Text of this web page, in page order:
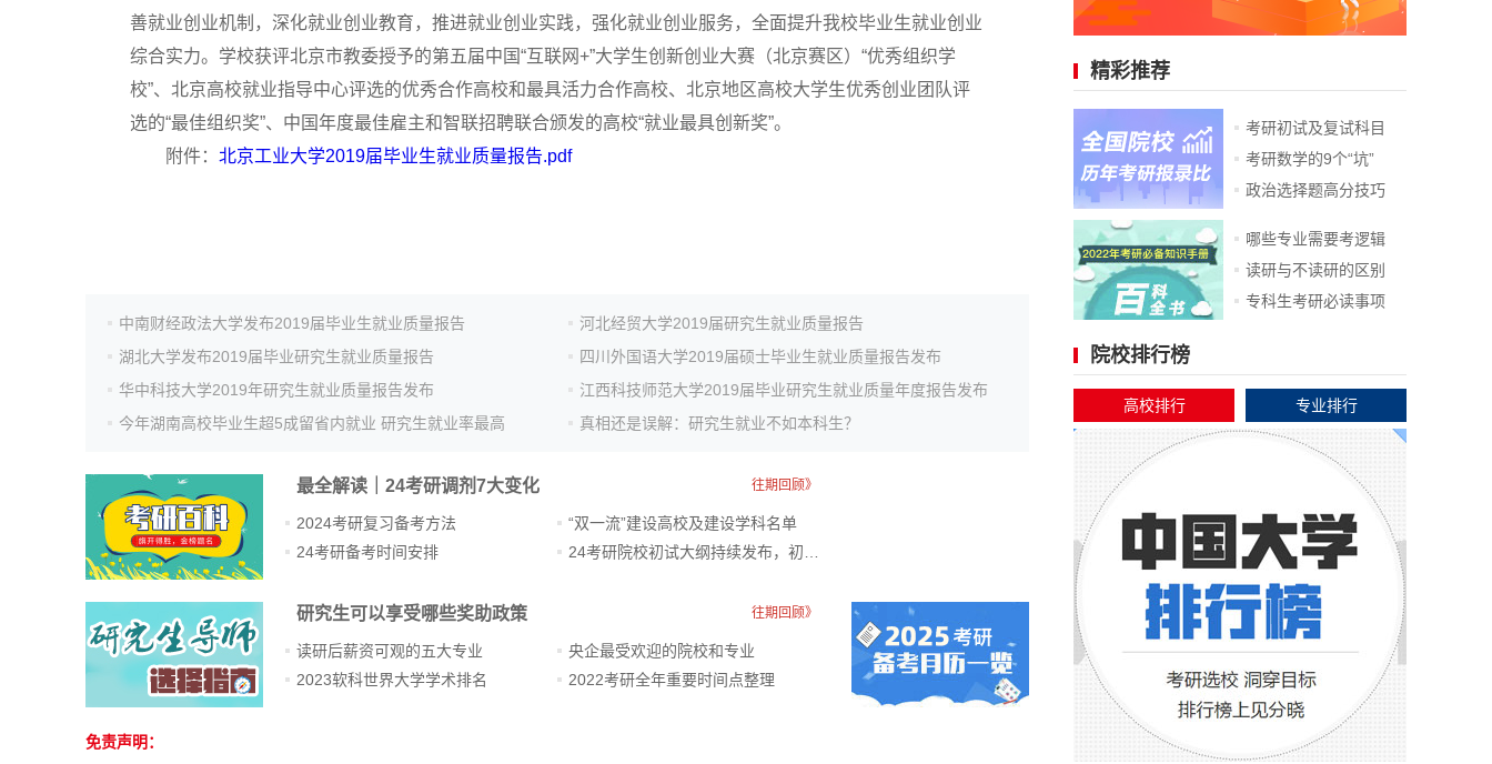
善就业创业机制，深化就业创业教育，推进就业创业实践，强化就业创业服务，全面提升我校毕业生就业创业
综合实力。学校获评北京市教委授予的第五届中国“互联网+”大学生创新创业大赛（北京赛区）“优秀组织学
校”、北京高校就业指导中心评选的优秀合作高校和最具活力合作高校、北京地区高校大学生优秀创业团队评
选的“最佳组织奖”、中国年度最佳雇主和智联招聘联合颁发的高校“就业最具创新奖”。
附件： 北京工业大学2019届毕业生就业质量报告.pdf
中南财经政法大学发布2019届毕业生就业质量报告
河北经贸大学2019届研究生就业质量报告
湖北大学发布2019届毕业研究生就业质量报告
四川外国语大学2019届硕士毕业生就业质量报告发布
华中科技大学2019年研究生就业质量报告发布
江西科技师范大学2019届毕业研究生就业质量年度报告发布
今年湖南高校毕业生超5成留省内就业 研究生就业率最高
真相还是误解：研究生就业不如本科生？
最全解读｜24考研调剂7大变化 往期回顾》
2024考研复习备考方法
24考研备考时间安排
“双一流”建设高校及建设学科名单
研究生可以享受哪些奖助政策 往期回顾》
读研后薪资可观的五大专业
2023软科世界大学学术排名
央企最受欢迎的院校和专业
2022考研全年重要时间点整理
免责声明：
精彩推荐
考研初试及复试科目
考研数学的9个“坑”
政治选择题高分技巧
哪些专业需要考逻辑
读研与不读研的区别
专科生考研必读事项
院校排行榜
高校排行 专业排行